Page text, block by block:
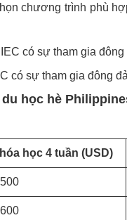
chương trình phù
có sự tham gia đông
học hè
học 4 tuần (USD)